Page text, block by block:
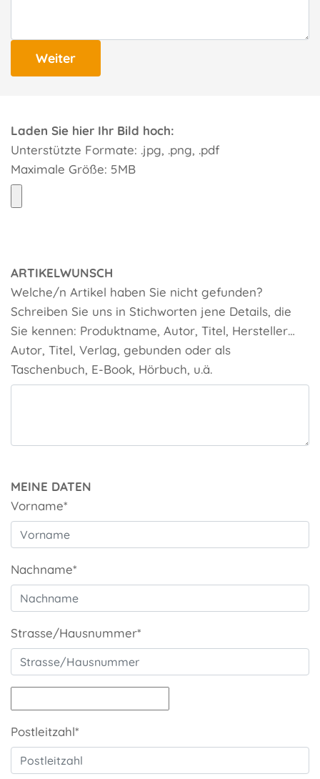
Weiter
Laden Sie hier Ihr Bild hoch:
Unterstützte Formate: .jpg, .png, .pdf
Maximale Größe: 5MB
ARTIKELWUNSCH
Welche/n Artikel haben Sie nicht gefunden?
Schreiben Sie uns in Stichworten jene Details, die
Sie kennen: Produktname, Autor, Titel, Hersteller…
Autor, Titel, Verlag, gebunden oder als
Taschenbuch, E-Book, Hörbuch, u.ä.
MEINE DATEN
Vorname*
Nachname*
Strasse/Hausnummer*
Postleitzahl*